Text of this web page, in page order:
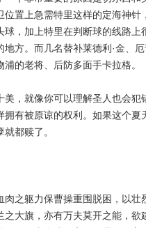
置上急需特里这样的定海神针
，加上特里在判断球的线路上
方。而几名替补莱德利·金、
的老将、后防多面手卡拉格。
，就像你可以理解圣人也会犯
有被原谅的权利。如果这个夏
都赎了。
之躯力保曹操重围脱困，以壮
大旗，亦有万夫莫开之能，欲